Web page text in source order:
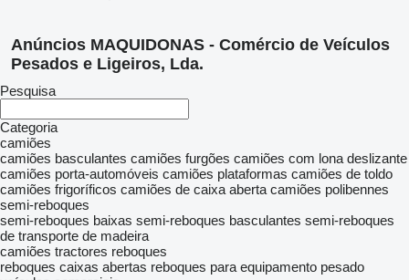
Anúncios MAQUIDONAS - Comércio de Veículos
Pesados e Ligeiros, Lda.
Pesquisa
Categoria
camiões
camiões basculantes camiões furgões camiões com lona deslizante
camiões porta-automóveis camiões plataformas camiões de toldo
camiões frigoríficos camiões de caixa aberta camiões polibennes
semi-reboques
semi-reboques baixas semi-reboques basculantes semi-reboques
de transporte de madeira
camiões tractores reboques
reboques caixas abertas reboques para equipamento pesado